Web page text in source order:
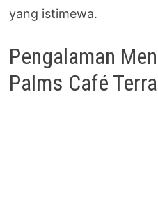
yang istimewa.
Pengalaman
Palms Café